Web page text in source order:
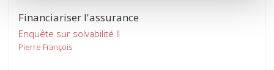
Financiariser l'assurance
Enquête sur solvabilité II
Pierre François